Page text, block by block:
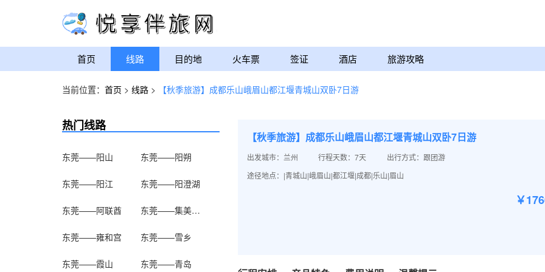
首页 线路 目的地 火车票 签证 酒店 旅游攻略
当前位置： 首页 > 线路 > 【秋季旅游】成都乐山峨眉山都江堰青城山双卧7日游
热门线路
东莞——阳山 东莞——阳朔
东莞——阳江 东莞——阳澄湖
东莞——阿联酋 东莞——集美学村
东莞——雍和宫 东莞——雪乡
东莞——霞山 东莞——青岛
【秋季旅游】成都乐山峨眉山都江堰青城山双卧7日游
出发城市：兰州 行程天数：7天
出行方式：跟团游
途径地点：|青城山|峨眉山|都江堰|成都|乐山|眉山
￥